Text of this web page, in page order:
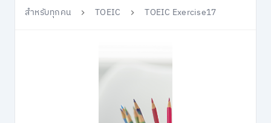
สำหรับทุกคน
TOEIC TOEIC Exercise17